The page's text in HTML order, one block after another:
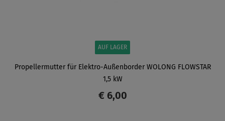
AUF LAGER
Propellermutter für Elektro-Außenborder WOLONG ​FLOWSTAR
1,5 kW
€ 6,00